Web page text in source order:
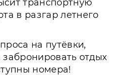
транспортную
в разгар летнего
на путёвки,
отдых
номера!